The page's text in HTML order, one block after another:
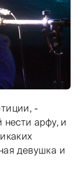
Полная
-
арфу, и
девушка и